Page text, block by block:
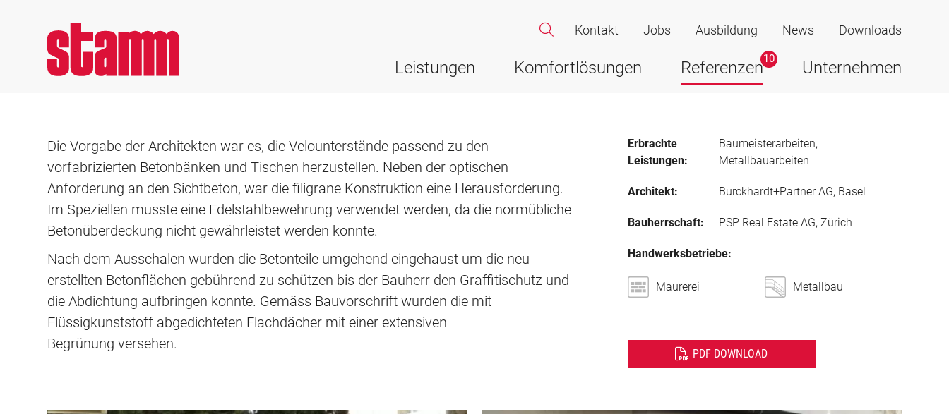
Kontakt Jobs Ausbildung News Downloads
Leistungen Komfortlösungen Referenzen10 Unternehmen
/ Dornacherstrasse 210, Basel
Die Vorgabe der Architekten war es, die Velounterstände passend zu den
vorfabrizierten Betonbänken und Tischen herzustellen. Neben der optischen
Anforderung an den Sichtbeton, war die filigrane Konstruktion eine Herausforderung.
Im Speziellen musste eine Edelstahlbewehrung verwendet werden, da die normübliche
Betonüberdeckung nicht gewährleistet werden konnte.
Nach dem Ausschalen wurden die Betonteile umgehend eingehaust um die neu
erstellten Betonflächen gebührend zu schützen bis der Bauherr den Graffitischutz und
die Abdichtung aufbringen konnte. Gemäss Bauvorschrift wurden die mit
Flüssigkunststoff abgedichteten Flachdächer mit einer extensiven
Begrünung versehen.
Erbrachte
Leistungen:
Baumeisterarbeiten,
Metallbauarbeiten
Architekt: Burckhardt+Partner AG, Basel
Bauherrschaft: PSP Real Estate AG, Zürich
Handwerksbetriebe:
Maurerei Metallbau
PDF DOWNLOAD